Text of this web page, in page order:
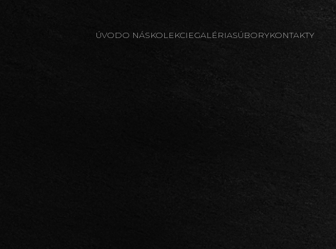
ÚVODO NÁSKOLEKCIEGALÉRIASÚBORYKONTAKTY